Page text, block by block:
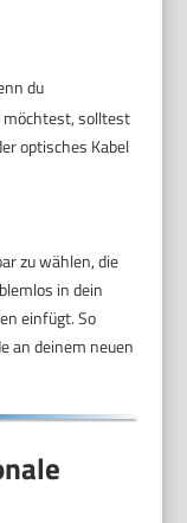
du
solltest
optisches Kabel
zu wählen, die
in dein
einfügt. So
an deinem neuen